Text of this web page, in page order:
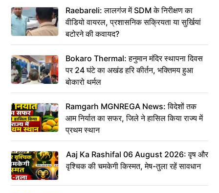
Raebareli: लालगंज में SDM के निरीक्षण का
वीडियो वायरल, प्रशासनिक सक्रियता या सुर्खियां
बटोरने की कवायद?
Bokaro Thermal: हनुमान मंदिर स्थापना दिवस
पर 24 घंटे का अखंड हरि कीर्तन, भक्तिमय हुआ
बोकारो थर्मल
Ramgarh MGNREGA News: विदेशों तक
आम निर्यात का सफर, जिले ने हासिल किया राज्य में
प्रथम स्थान
Aaj Ka Rashifal 06 August 2026: वृष और
वृश्चिक की चमकेगी किस्मत, मेष-तुला रहें सावधान